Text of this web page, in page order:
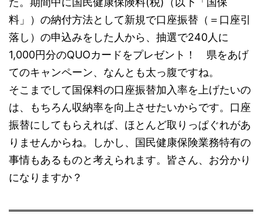
料」）の納付方法として新規で口座振替（＝口座引
落し）の申込みをした人から、抽選で240人に
1,000円分のQUOカードをプレゼント！ 県をあげ
てのキャンペーン、なんとも太っ腹ですね。
そこまでして国保料の口座振替加入率を上げたいの
は、もちろん収納率を向上させたいからです。口座
振替にしてもらえれば、ほとんど取りっぱぐれがあ
りませんからね。しかし、国民健康保険業務特有の
事情もあるものと考えられます。皆さん、お分かり
になりますか？